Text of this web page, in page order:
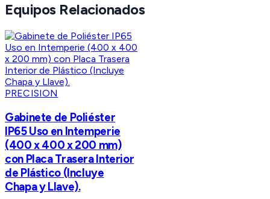
Equipos Relacionados
PRECISION
Gabinete de Poliéster
IP65 Uso en Intemperie
(400 x 400 x 200 mm)
con Placa Trasera Interior
de Plástico (Incluye
Chapa y Llave).